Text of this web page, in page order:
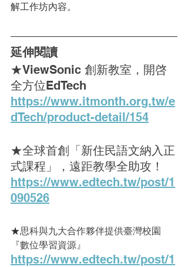
解工作坊內容。
延伸閱讀
★ViewSonic 創新教室，開啓
全方位EdTech
https://www.itmonth.org.tw/e
dTech/product-detail/154
★全球首創「新住民語文納入正
式課程」，遠距教學全助攻！
https://www.edtech.tw/post/1
090526
★思科與九大合作夥伴提供臺灣校園
『數位學習資源』
https://www.edtech.tw/post/1